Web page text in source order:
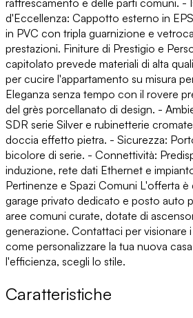
d'Eccellenza: Cappotto esterno in
in PVC con tripla guarnizione e
prestazioni. Finiture di Prestigio e
capitolato prevede materiali di alta
per cucire l'appartamento su misura
Eleganza senza tempo con il rovere
del grès porcellanato di design. -
SDR serie Silver e rubinetterie
doccia effetto pietra. - Sicurezza:
bicolore di serie. - Connettività:
induzione, rete dati Ethernet e
Pertinenze e Spazi Comuni L'offerta è
garage privato dedicato e posto auto
aree comuni curate, dotate di
generazione. Contattaci per visionare
come personalizzare la tua nuova
l'efficienza, scegli lo stile.
Caratteristiche